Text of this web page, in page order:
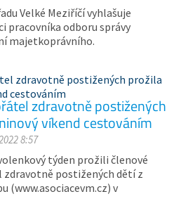
Velké Meziříčí vyhlašuje
pracovníka odboru správy
majetkoprávního.
zdravotně postižených
víkend cestováním
8:57
týden prožili členové
zdravotně postižených dětí z
(www.asociacevm.cz) v